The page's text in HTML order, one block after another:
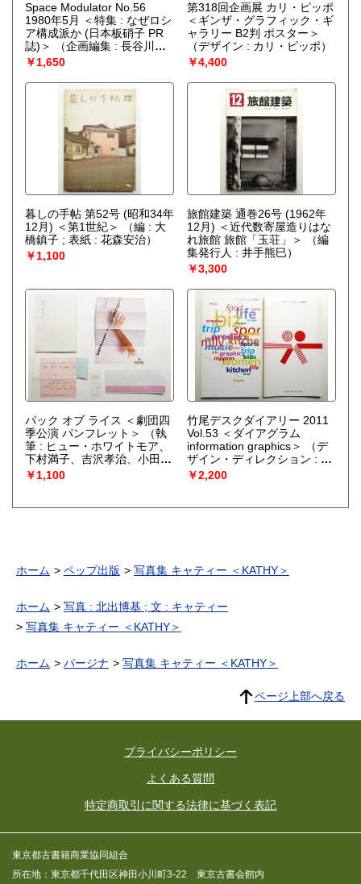
Space Modulator No.56
1980年5月 ＜特集 : なぜロシ
ア構成派か (日本板硝子 PR
誌)＞
（企画編集 : 長谷川
堯・田村祐介）
￥1,650
第318回企画展 カリ・ピッポ
＜ギンザ・グラフィック・ギ
ャラリー B2判 ポスター＞
（デザイン : カリ・ピッポ）
￥4,400
暮しの手帖 第52号 (昭和34年
12月) ＜第1世紀＞
（編 : 大
橋鎮子 ; 表紙 : 花森安治）
￥1,100
旅館建築 通巻26号 (1962年
12月) ＜近代数寄屋造りはな
れ旅館 旅館「玉荘」＞
（編
集発行人 : 井手熊巳）
￥3,300
パック オブ ライス ＜劇団四
季公演 パンフレット＞
（執
筆 : ヒュー・ホワイトモア、
下村満子、吉沢孝治、小田切
一雄）
￥1,100
竹尾デスクダイアリー 2011
Vol.53 ＜ダイアグラム
information graphics＞
（デ
ザイン・ディレクション : 中
川憲造 ; デザイン : インフォ
グラム）
￥2,200
ホーム ペップ出版 写真集 キャティー ＜KATHY＞
ホーム
写真 : 北出博基 ; 文 : キャティー
写真集 キャティー ＜KATHY＞
ホーム パージナ 写真集 キャティー ＜KATHY＞
ページ上部へ戻る
プライバシーポリシー
よくある質問
特定商取引に関する法律に基づく表記
東京都古書籍商業協同組合
所在地：東京都千代田区神田小川町3-22 東京古書会館内